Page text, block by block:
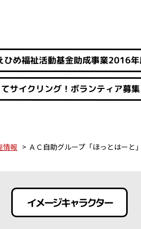
ひめ福祉活動基金助成事業2016
サイクリング！ボランティア募集
情報 ＡＣ自助グループ「ほっとはーと
イメージキャラクター